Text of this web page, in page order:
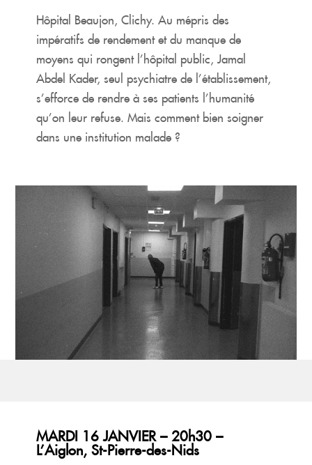
Hôpital Beaujon, Clichy. Au mépris des
impératifs de rendement et du manque de
moyens qui rongent l’hôpital public, Jamal
Abdel Kader, seul psychiatre de l’établissement,
s’efforce de rendre à ses patients l’humanité
qu’on leur refuse. Mais comment bien soigner
dans une institution malade ?
MARDI 16 JANVIER – 20h30 –
L’Aiglon, St-Pierre-des-Nids